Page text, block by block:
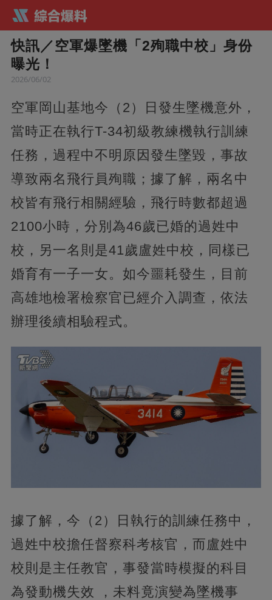
快訊／空軍爆墜機「2殉職中校」身份
曝光！
2026/06/02
空軍岡山基地今（2）日發生墜機意外，
當時正在執行T-34初級教練機執行訓練
任務，過程中不明原因發生墜毀，事故
導致兩名飛行員殉職；據了解，兩名中
校皆有飛行相關經驗，飛行時數都超過
2100小時，分別為46歲已婚的過姓中
校，另一名則是41歲盧姓中校，同樣已
婚育有一子一女。如今噩耗發生，目前
高雄地檢署檢察官已經介入調查，依法
辦理後續相驗程式。
據了解，今（2）日執行的訓練任務中，
過姓中校擔任督察科考核官，而盧姓中
校則是主任教官，事發當時模擬的科目
為發動機失效 ，未料竟演變為墜機事